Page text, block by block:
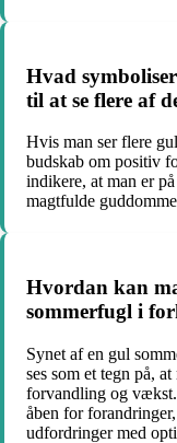
Hvad
til at se flere af
Hvis man ser flere
budskab om positiv
indikere, at man er
magtfulde
Hvordan kan
sommerfugl i
Synet af en gul
ses som et tegn på,
forvandling og
åben for
udfordringer med